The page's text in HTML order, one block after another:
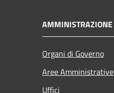
AMMINISTRAZIONE
Organi di Governo
Aree Amministrative
Uffici